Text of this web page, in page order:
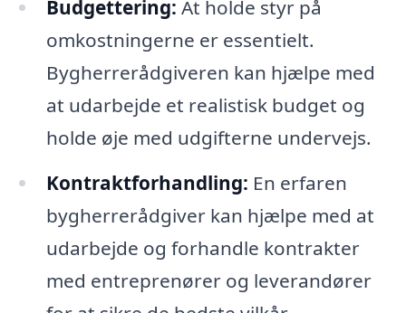
Budgettering: At holde styr på
omkostningerne er essentielt.
Bygherrerådgiveren kan hjælpe med
at udarbejde et realistisk budget og
holde øje med udgifterne undervejs.
Kontraktforhandling: En erfaren
bygherrerådgiver kan hjælpe med at
udarbejde og forhandle kontrakter
med entreprenører og leverandører